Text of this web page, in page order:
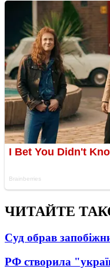
ЧИТАЙТЕ
Суд обрав
РФ створила